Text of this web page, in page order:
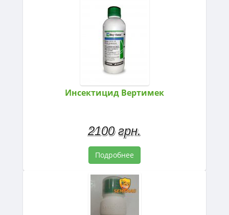
Инсектицид Вертимек
2100 грн.
Подробнее